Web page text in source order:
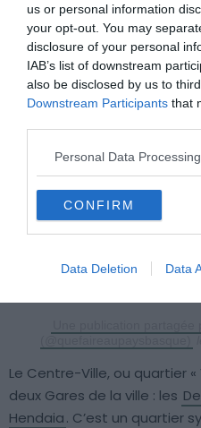
us or personal information
your opt-out. You may
disclosure of your personal
IAB’s list of downstream
also be disclosed by us to
Downstream Participants that
Personal Data
CONFIRM
Data Deletion Data
Le Centre-Ville
Le Centre-Ville, ou quartier
deux Gares de la ville : les
Hendaia. C’est un quartier